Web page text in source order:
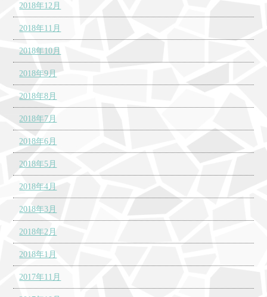
2018年12月
2018年11月
2018年10月
2018年9月
2018年8月
2018年7月
2018年6月
2018年5月
2018年4月
2018年3月
2018年2月
2018年1月
2017年11月